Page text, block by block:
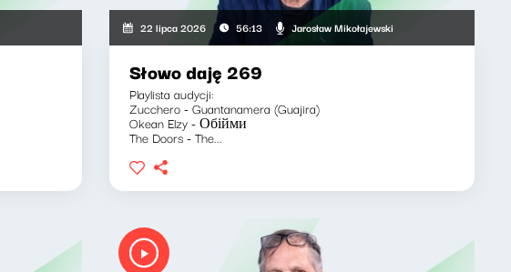
22 lipca 2026 56:13 Jarosław Mikołajewski
Słowo daję 269
Playlista audycji:
Zucchero - Guantanamera (Guajira)
Okean Elzy - Обійми
The Doors - The...